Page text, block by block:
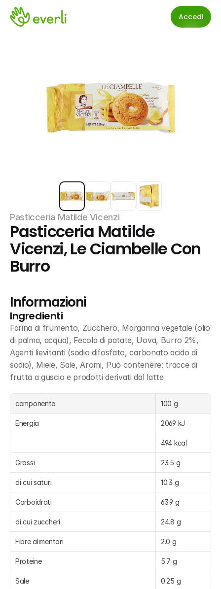
Accedi
Pasticceria Matilde Vicenzi
Pasticceria Matilde
Vicenzi, Le Ciambelle Con
Burro
Informazioni
Ingredienti
Farina di frumento, Zucchero, Margarina vegetale (olio
di palma, acqua), Fecola di patate, Uova, Burro 2%,
Agenti lievitanti (sodio difosfato, carbonato acido di
sodio), Miele, Sale, Aromi, Può contenere: tracce di
frutta a guscio e prodotti derivati dal latte
componente 100 g
Energia 2069 kJ
494 kcal
Grassi 23.5 g
di cui saturi 10.3 g
Carboidrati 63.9 g
di cui zuccheri 24.8 g
Fibre alimentari 2.0 g
Proteine 5.7 g
Sale 0.25 g